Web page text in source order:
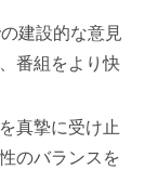
建設的な意見
番組をより快
真摯に受け止
のバランスを